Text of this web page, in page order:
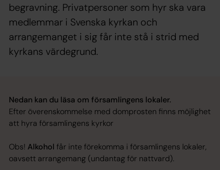
begravning. Privatpersoner som hyr ska vara
medlemmar i Svenska kyrkan och
arrangemanget i sig får inte stå i strid med
kyrkans värdegrund.
Nedan kan du läsa om församlingens lokaler.
Efter överenskommelse med domprosten finns möjlighet
att hyra församlingens kyrkor
Obs! Alkohol får inte förekomma i församlingens lokaler,
oavsett arrangemang (undantag för nattvard).